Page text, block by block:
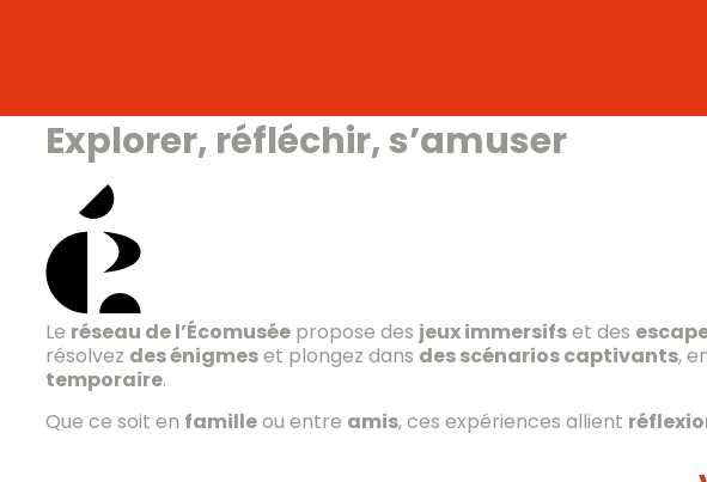
Explorer, réfléchir, s’amuser
Le réseau de l’Écomuséepropose des jeux immersifset des
résolvez des énigmeset plongez dans des scénarios captivants,
temporaire.
Que ce soit en familleou entre amis, ces expériences allient